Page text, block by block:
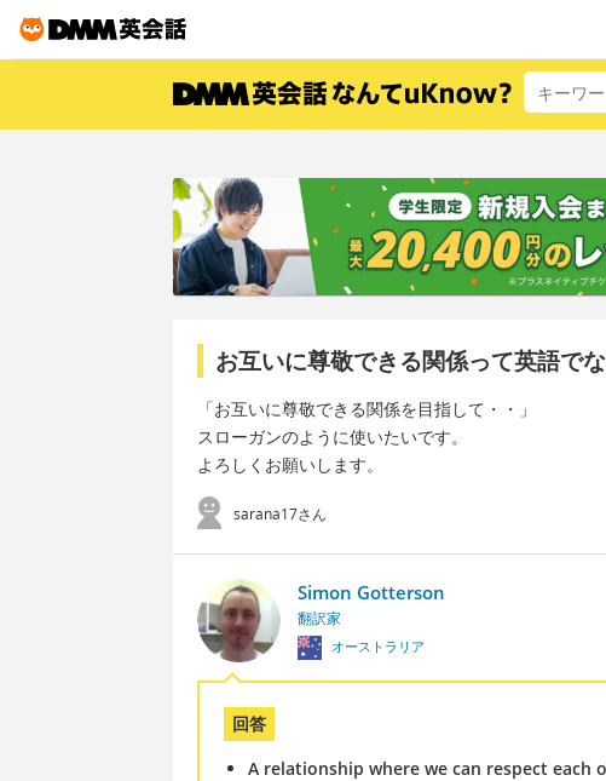
お互いに尊敬できる関係って英語で
「お互いに尊敬できる関係を目指して・・」
スローガンのように使いたいです。
よろしくお願いします。
sarana17さん
Simon Gotterson
翻訳家
オーストラリア
回答
A relationship where we can respect each